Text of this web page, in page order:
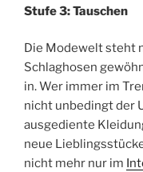
Stufe 3: Tauschen
Die Modewelt steht
Schlaghosen
in. Wer immer im
nicht unbedingt der
ausgediente
neue
nicht mehr nur im